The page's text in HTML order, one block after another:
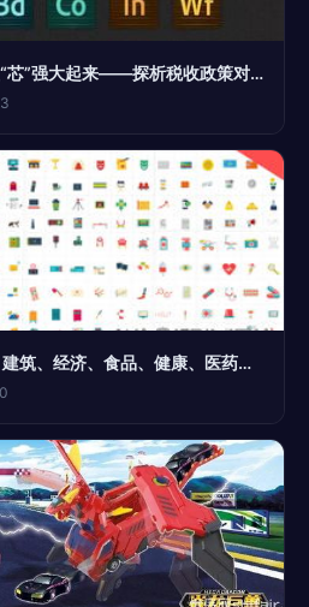
增值税优惠利好！让动漫“芯”强大起来——探析税收政策对动漫产业开发的技术赋能
2300个AE图标动画模板 建筑、经济、食品、健康、医药、运输服务，MG动画模板年会员免费下载